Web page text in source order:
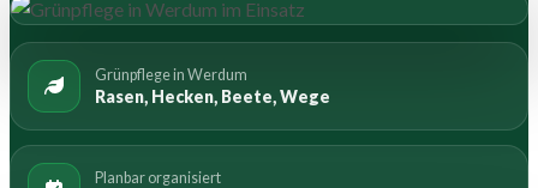
Grünpflege in Werdum
Rasen, Hecken, Beete, Wege
Planbar organisiert